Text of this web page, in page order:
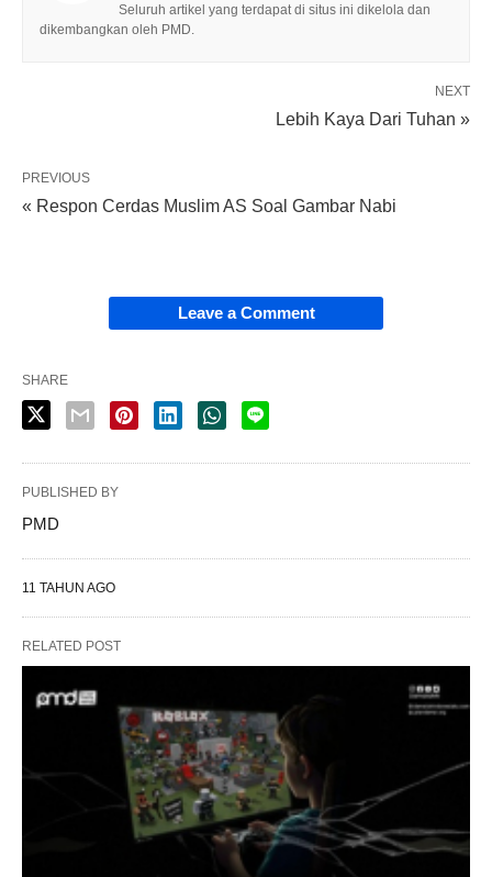
Seluruh artikel yang terdapat di situs ini dikelola dan
dikembangkan oleh PMD.
NEXT
Lebih Kaya Dari Tuhan »
PREVIOUS
« Respon Cerdas Muslim AS Soal Gambar Nabi
Leave a Comment
SHARE
PUBLISHED BY
PMD
11 TAHUN AGO
RELATED POST